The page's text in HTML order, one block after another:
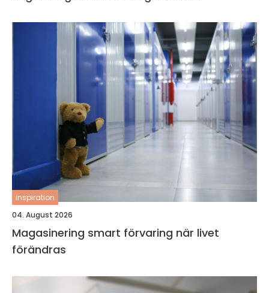
inspiration
04. August 2026
Magasinering smart förvaring när livet
förändras